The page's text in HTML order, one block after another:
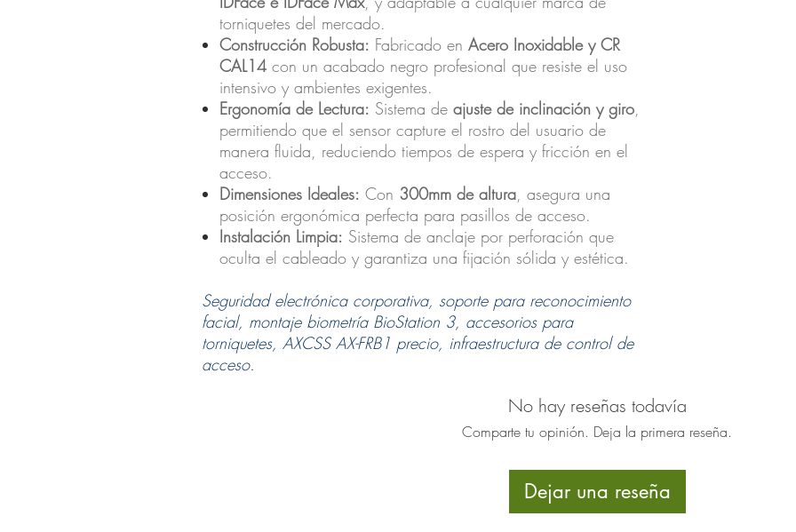
torniquetes del mercado.
Construcción Robusta: Fabricado en Acero Inoxidable y CR
CAL14 con un acabado negro profesional que resiste el uso
intensivo y ambientes exigentes.
Ergonomía de Lectura: Sistema de ajuste de inclinación y giro,
permitiendo que el sensor capture el rostro del usuario de
manera fluida, reduciendo tiempos de espera y fricción en el
acceso.
Dimensiones Ideales: Con 300mm de altura, asegura una
posición ergonómica perfecta para pasillos de acceso.
Instalación Limpia: Sistema de anclaje por perforación que
oculta el cableado y garantiza una fijación sólida y estética.
Seguridad electrónica corporativa, soporte para reconocimiento
facial, montaje biometría BioStation 3, accesorios para
torniquetes, AXCSS AX-FRB1 precio, infraestructura de control de
acceso.
No hay reseñas todavía
Comparte tu opinión. Deja la primera reseña.
Dejar una reseña